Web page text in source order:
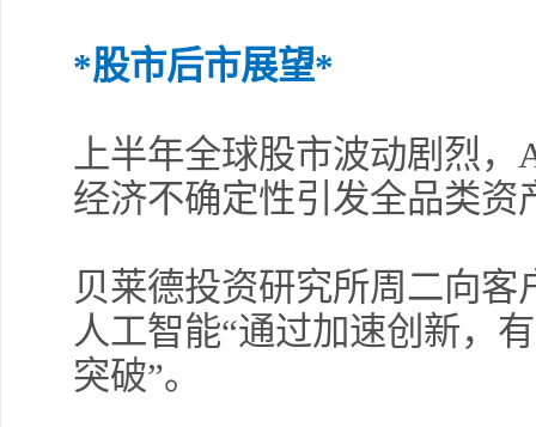
*股市后市展望*
上半年全球股市波动剧烈
经济不确定性引发全品类资
贝莱德投资研究所周二向
人工智能“通过加速创新，
突破”。